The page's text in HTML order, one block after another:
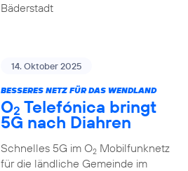
Bäderstadt
14. Oktober 2025
BESSERES NETZ FÜR DAS WENDLAND
O2 Telefónica bringt
5G nach Diahren
Schnelles 5G im O2Mobilfunknetz
für die ländliche Gemeinde im